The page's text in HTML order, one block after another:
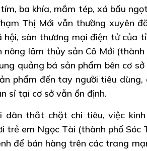
ba khía, mắm tép, xá bấu
Thị Mới vẫn thường xuyên
sàn thương mại điện tử của
nông lâm thủy sản Cô Mới (thành
quảng bá sản phẩm bên cơ
phẩm đến tay người tiêu dùng,
sỉ tại cơ sở vẫn ổn định.
dân thắt chặt chi tiêu, việc
trẻ em Ngọc Tài (thành phố Sóc
để bán hàng trên các trang